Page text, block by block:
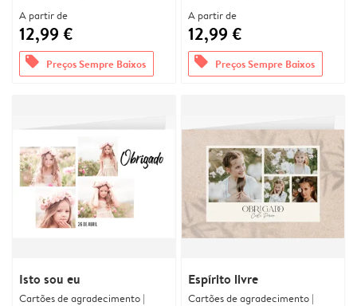
A partir de
12,99 €
offers Preços Sempre Baixos
A partir de
12,99 €
offers Preços Sempre Baixos
Isto sou eu
Cartões de agradecimento |
Espírito livre
Cartões de agradecimento |